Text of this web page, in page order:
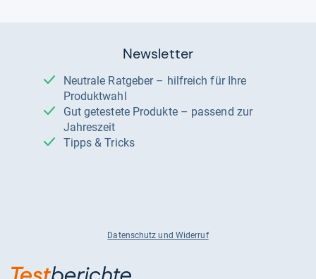
Newsletter
Neutrale Ratgeber – hilfreich für Ihre
Produktwahl
Gut getestete Produkte – passend zur
Jahreszeit
Tipps & Tricks
Datenschutz und Widerruf